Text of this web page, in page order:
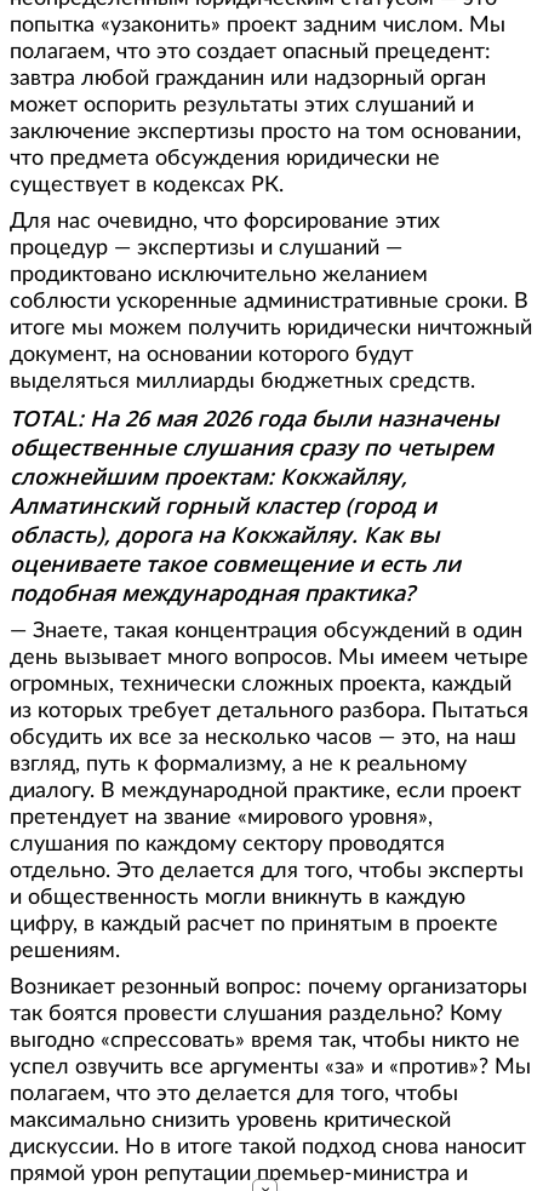
попытка «узаконить» проект задним числом. Мы
полагаем, что это создает опасный прецедент:
завтра любой гражданин или надзорный орган
может оспорить результаты этих слушаний и
заключение экспертизы просто на том основании,
что предмета обсуждения юридически не
существует в кодексах РК.
Для нас очевидно, что форсирование этих
процедур — экспертизы и слушаний —
продиктовано исключительно желанием
соблюсти ускоренные административные сроки. В
итоге мы можем получить юридически ничтожный
документ, на основании которого будут
выделяться миллиарды бюджетных средств.
TOTAL: На 26 мая 2026 года были назначены
общественные слушания сразу по четырем
сложнейшим проектам: Кокжайляу,
Алматинский горный кластер (город и
область), дорога на Кокжайляу. Как вы
оцениваете такое совмещение и есть ли
подобная международная практика?
— Знаете, такая концентрация обсуждений в один
день вызывает много вопросов. Мы имеем четыре
огромных, технически сложных проекта, каждый
из которых требует детального разбора. Пытаться
обсудить их все за несколько часов — это, на наш
взгляд, путь к формализму, а не к реальному
диалогу. В международной практике, если проект
претендует на звание «мирового уровня»,
слушания по каждому сектору проводятся
отдельно. Это делается для того, чтобы эксперты
и общественность могли вникнуть в каждую
цифру, в каждый расчет по принятым в проекте
решениям.
Возникает резонный вопрос: почему организаторы
так боятся провести слушания раздельно? Кому
выгодно «спрессовать» время так, чтобы никто не
успел озвучить все аргументы «за» и «против»? Мы
полагаем, что это делается для того, чтобы
максимально снизить уровень критической
дискуссии. Но в итоге такой подход снова наносит
прямой урон репутации премьер-министра и